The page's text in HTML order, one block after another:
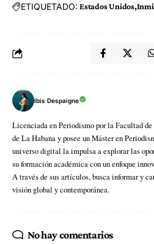
ETIQUETADO: Estados Unidos
Ibis Despaigne
Licenciada en Periodismo por la Facultad
de La Habana y posee un Máster en
universo digital la impulsa a explorar las
su formación académica con un enfoque
A través de sus artículos, busca informar y
visión global y contemporánea.
No hay comentarios